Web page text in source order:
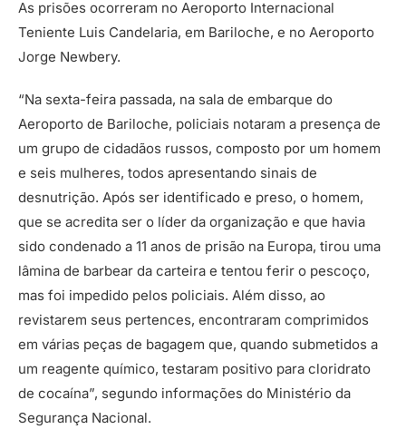
As prisões ocorreram no Aeroporto Internacional
Teniente Luis Candelaria, em Bariloche, e no Aeroporto
Jorge Newbery.
“Na sexta-feira passada, na sala de embarque do
Aeroporto de Bariloche, policiais notaram a presença de
um grupo de cidadãos russos, composto por um homem
e seis mulheres, todos apresentando sinais de
desnutrição. Após ser identificado e preso, o homem,
que se acredita ser o líder da organização e que havia
sido condenado a 11 anos de prisão na Europa, tirou uma
lâmina de barbear da carteira e tentou ferir o pescoço,
mas foi impedido pelos policiais. Além disso, ao
revistarem seus pertences, encontraram comprimidos
em várias peças de bagagem que, quando submetidos a
um reagente químico, testaram positivo para cloridrato
de cocaína”, segundo informações do Ministério da
Segurança Nacional.